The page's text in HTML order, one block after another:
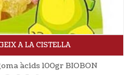
A LA CISTELLA
àcids 100gr BIOBON